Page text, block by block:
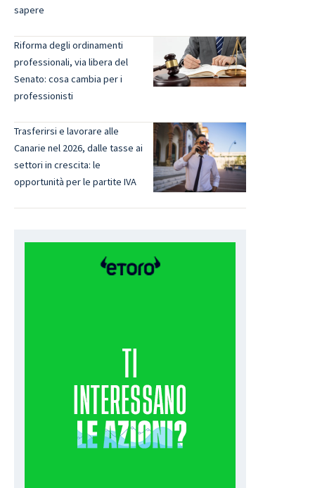
sapere
Riforma degli ordinamenti
professionali, via libera del
Senato: cosa cambia per i
professionisti
Trasferirsi e lavorare alle
Canarie nel 2026, dalle tasse ai
settori in crescita: le
opportunità per le partite IVA